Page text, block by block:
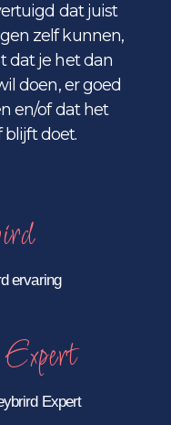
dat juist
zelf kunnen,
dat je het dan
doen, er goed
en/of dat het
blijft doet.
ervaring
Expert